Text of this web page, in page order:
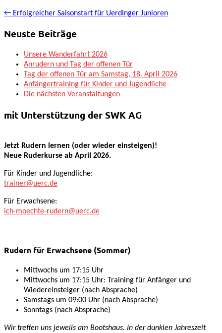
← Erfolgreicher Saisonstart für Uerdinger Junioren
Neuste Beiträge
Unsere Wanderfahrt 2026
Anrudern und Tag der offenen Tür
Tag der offenen Tür am Samstag, 18. April 2026
Anfängertraining für Kinder und Jugendliche
Die nächsten Veranstaltungen
mit Unterstützung der SWK AG
Jetzt Rudern lernen (oder wieder einsteigen)!
Neue Ruderkurse ab April 2026.
Für Kinder und Jugendliche:
trainer@uerc.de
Für Erwachsene:
ich-moechte-rudern@uerc.de
Rudern für Erwachsene (Sommer)
Mittwochs um 17:15 Uhr
Mittwochs um 17:15 Uhr: Training für Anfänger und
Wiedereinsteiger (nach Absprache)
Samstags um 09:00 Uhr (nach Absprache)
Sonntags (nach Absprache)
Wir treffen uns jeweils am Bootshaus. In der dunklen Jahreszeit